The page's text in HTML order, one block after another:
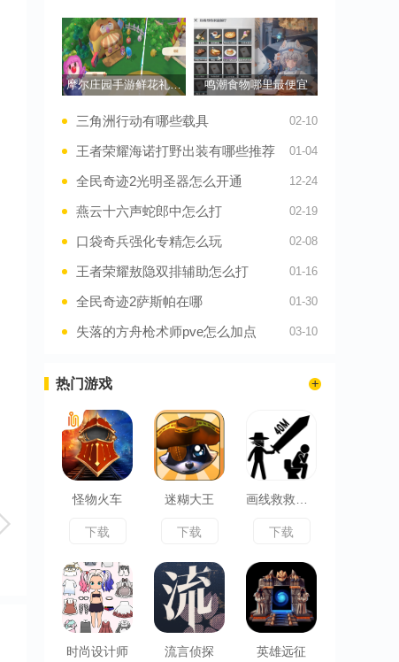
摩尔庄园手游鲜花礼物盒怎么做 鸣潮食物哪里最便宜
三角洲行动有哪些载具 02-10
王者荣耀海诺打野出装有哪些推荐 01-04
全民奇迹2光明圣器怎么开通 12-24
燕云十六声蛇郎中怎么打 02-19
口袋奇兵强化专精怎么玩 02-08
王者荣耀敖隐双排辅助怎么打 01-16
全民奇迹2萨斯帕在哪 01-30
失落的方舟枪术师pve怎么加点 03-10
热门游戏
怪物火车
下载
迷糊大王
下载 下载
时尚设计师 流言侦探 英雄远征